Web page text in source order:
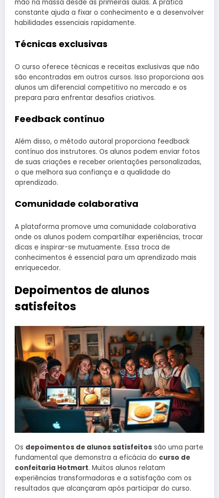
mão na massa desde as primeiras aulas. A prática
constante ajuda a fixar o conhecimento e a desenvolver
habilidades essenciais rapidamente.
Técnicas exclusivas
O curso oferece técnicas e receitas exclusivas que não
são encontradas em outros cursos. Isso proporciona aos
alunos um diferencial competitivo no mercado e os
prepara para enfrentar desafios criativos.
Feedback contínuo
Além disso, o método autoral proporciona feedback
contínuo dos instrutores. Os alunos podem enviar fotos
de suas criações e receber orientações personalizadas,
o que melhora sua confiança e a qualidade do
aprendizado.
Comunidade colaborativa
A plataforma promove uma comunidade colaborativa
onde os alunos podem compartilhar experiências, trocar
dicas e inspirar-se mutuamente. Essa troca de
conhecimentos é essencial para um aprendizado mais
enriquecedor.
Depoimentos de alunos
satisfeitos
Os depoimentos de alunos satisfeitos são uma parte
fundamental que demonstra a eficácia do curso de
confeitaria Hotmart. Muitos alunos relatam
experiências transformadoras e a satisfação com os
resultados que alcançaram após participar do curso.